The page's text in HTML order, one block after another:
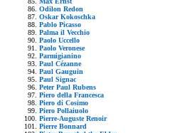
Odilon Redon
Oskar Kokoschka
Pablo Picasso
Palma il Vecchio
Paolo Uccello
Paolo Veronese
Parmigianino
Paul Cézanne
Paul Gauguin
Paul Signac
Peter Paul Rubens
Piero della Francesca
Piero di Cosimo
Piero Pollaiuolo
Pierre-Auguste Renoir
Pierre Bonnard